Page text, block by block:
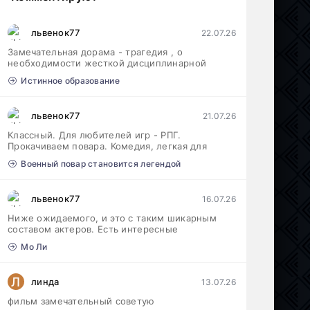
львенок77 22.07.26
Замечательная дорама - трагедия , о
необходимости жесткой дисциплинарной
Истинное образование
львенок77 21.07.26
Классный. Для любителей игр - РПГ.
Прокачиваем повара. Комедия, легкая для
Военный повар становится легендой
львенок77 16.07.26
Ниже ожидаемого, и это с таким шикарным
составом актеров. Есть интересные
Мо Ли
Л линда 13.07.26
фильм замечательный советую